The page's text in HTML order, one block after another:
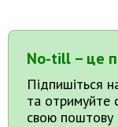
No-till – це
Підпишіться
та отримуйте
свою поштову